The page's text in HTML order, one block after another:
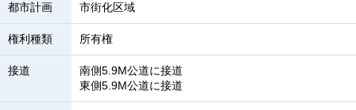
都市計画 市街化区域
権利種類 所有権
接道
南側5.9M公道に接道
東側5.9M公道に接道